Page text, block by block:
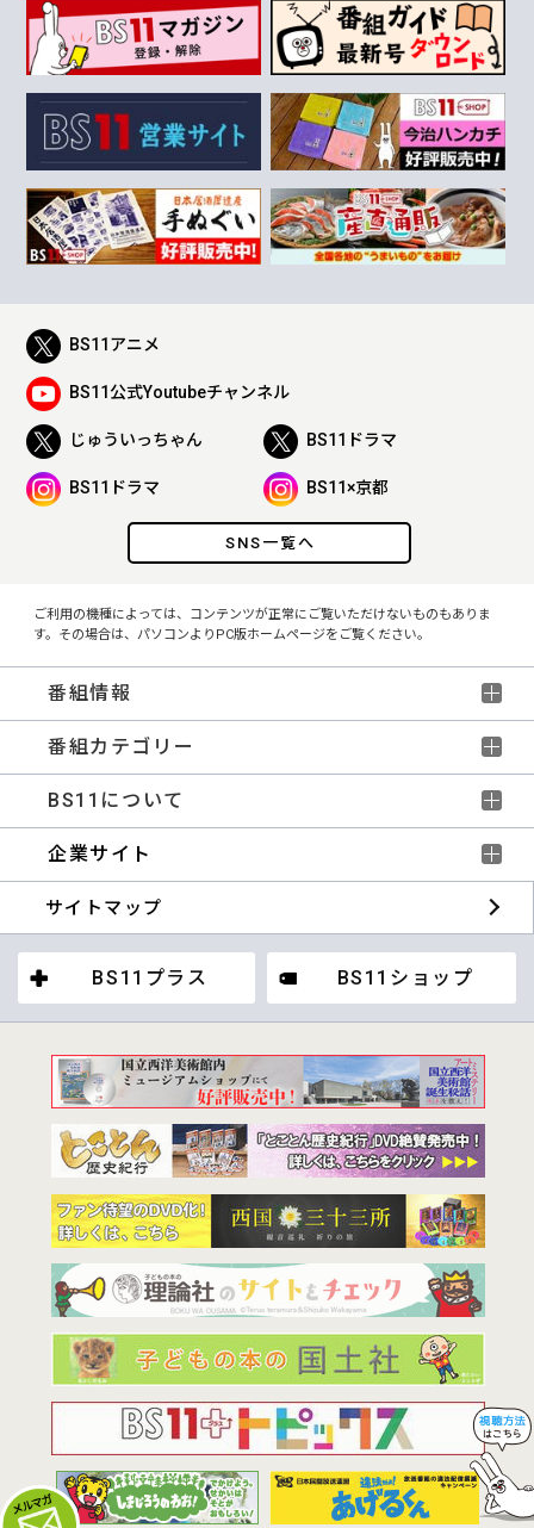
SNS一覧へ
BS11アニメ
BS11公式Youtubeチャンネル
じゅういっちゃん BS11ドラマ
BS11ドラマ BS11×京都
ご利用の機種によっては、コンテンツが正常にご覧いただけないものもありま
す。その場合は、パソコンよりPC版ホームページをご覧ください。
番組情報
番組カテゴリー
BS11について
企業サイト
サイトマップ
BS11プラス BS11ショップ